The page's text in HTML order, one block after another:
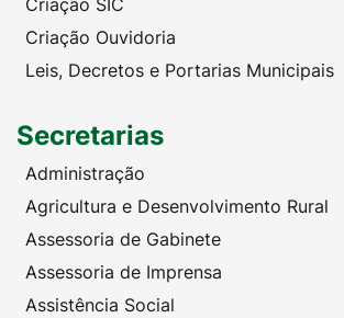
Criação SIC
Criação Ouvidoria
Leis, Decretos e Portarias Municipais
Secretarias
Administração
Agricultura e Desenvolvimento Rural
Assessoria de Gabinete
Assessoria de Imprensa
Assistência Social